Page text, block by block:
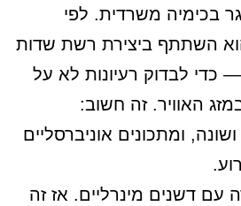
בכימיה משרדית. לפי
השתתף ביצירת רשת שדות
כדי לבדוק רעיונות לא על
האוויר. זה חשוב:
ומתכונים אוניברסליים
עם דשנים מינרליים. אז זה